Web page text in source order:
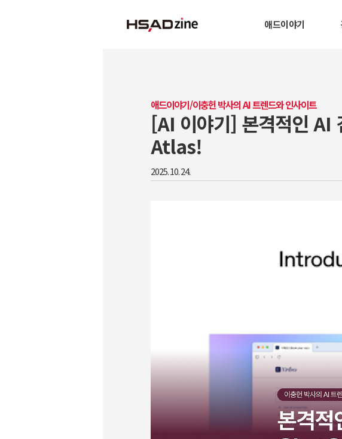
애드이야기
애드이야기/이충헌 박사의 AI 트렌드와 인사이트
[AI 이야기] 본격적인 AI
Atlas!
2025. 10. 24.